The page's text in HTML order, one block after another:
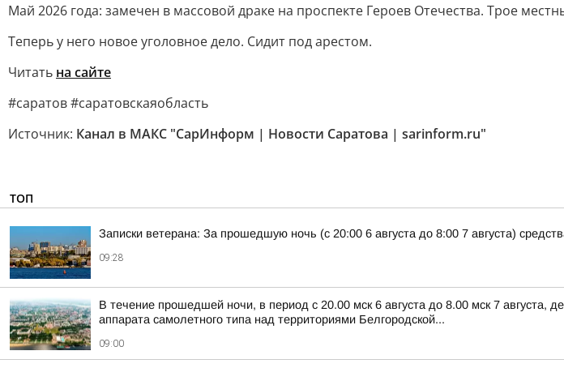
Май 2026 года: замечен в массовой драке на проспекте Героев Отечества. Трое
Теперь у него новое уголовное дело. Сидит под арестом.
Читать на сайте
#саратов #саратовскаяобласть
Источник: Канал в МАКС "СарИнформ | Новости Саратова | sarinform.ru"
ТОП
Записки ветерана: За прошедшую ночь (с 20:00 6 августа до 8:00 7 августа)
09:28
В течение прошедшей ночи, в период с 20.00 мск 6 августа до 8.00 мск 7
аппарата самолетного типа над территориями Белгородской...
09:00